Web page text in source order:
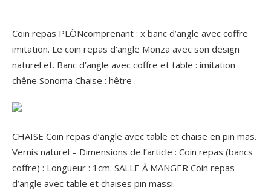
Coin repas PLÖNcomprenant : x banc d’angle avec coffre
imitation. Le coin repas d’angle Monza avec son design
naturel et. Banc d’angle avec coffre et table : imitation
chêne Sonoma Chaise : hêtre .
CHAISE Coin repas d’angle avec table et chaise en pin mas.
Vernis naturel – Dimensions de l’article : Coin repas (bancs
coffre) : Longueur : 1cm. SALLE À MANGER Coin repas
d’angle avec table et chaises pin massi.